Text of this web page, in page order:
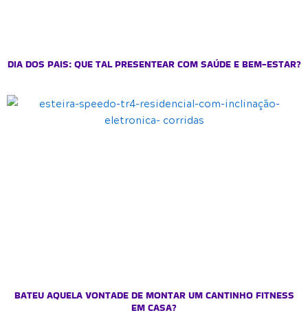
DIA DOS PAIS: QUE TAL PRESENTEAR COM SAÚDE E BEM-ESTAR?
BATEU AQUELA VONTADE DE MONTAR UM CANTINHO FITNESS
EM CASA?